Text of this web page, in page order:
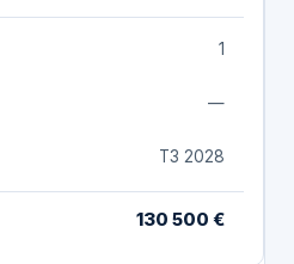
1
—
T3 2028
130 500 €